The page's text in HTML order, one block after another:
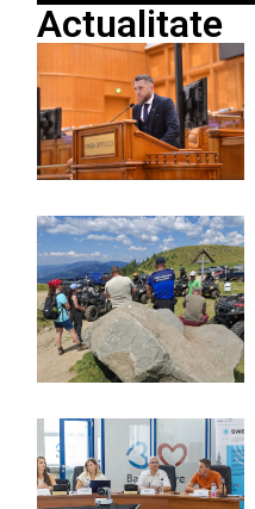
Actualitate